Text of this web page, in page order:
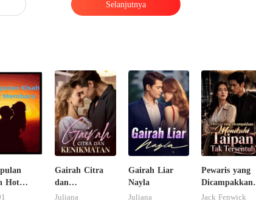
Selanjutnya
Hot
Gairah Citra
dan
Kenikmatan
Juliana
Gairah Liar
Nayla
Juliana
Pewaris yang
Dicampakkan:
Menikahi
Jack Fenwick